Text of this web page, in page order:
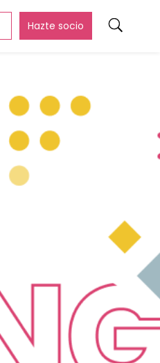
Hazte socio